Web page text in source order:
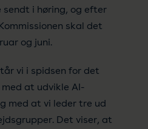
i høring, og efter
skal det
og juni.
vi i spidsen for det
at udvikle AI-
med at vi leder tre ud
Det viser, at